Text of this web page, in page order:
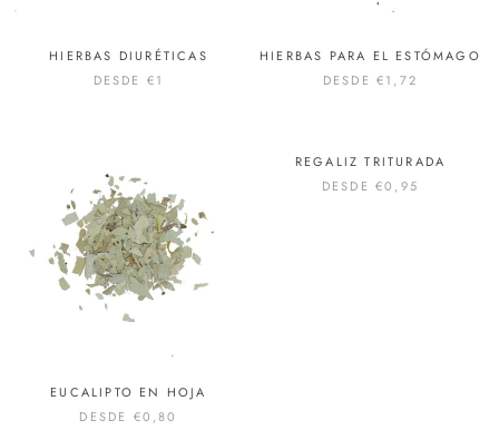
HIERBAS DIURÉTICAS
DESDE €1
HIERBAS PARA EL ESTÓMAGO
DESDE€1,72
EUCALIPTO EN HOJA
DESDE €0,80
REGALIZ TRITURADA
DESDE€0,95